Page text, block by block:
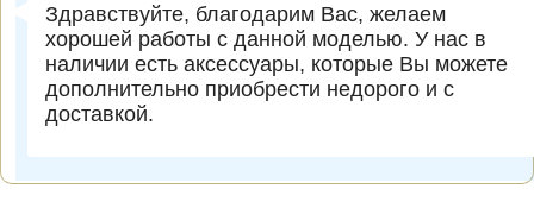
Здравствуйте, благодарим Вас, желаем
хорошей работы с данной моделью. У нас в
наличии есть аксессуары, которые Вы можете
дополнительно приобрести недорого и с
доставкой.